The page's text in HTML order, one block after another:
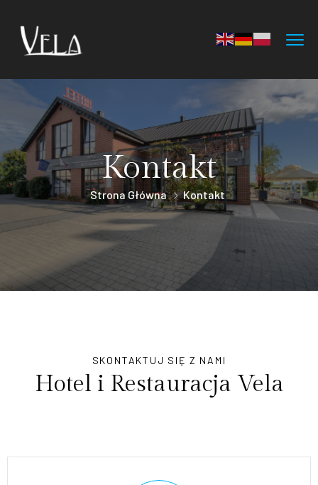
Kontakt
Strona Główna Kontakt
SKONTAKTUJ SIĘ Z NAMI
Hotel i Restauracja Vela